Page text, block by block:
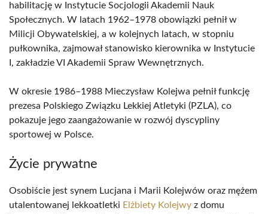
habilitację w Instytucie Socjologii Akademii Nauk
Społecznych. W latach 1962–1978 obowiązki pełnił w
Milicji Obywatelskiej, a w kolejnych latach, w stopniu
pułkownika, zajmował stanowisko kierownika w Instytucie
I, zakładzie VI Akademii Spraw Wewnętrznych.
W okresie 1986–1988 Mieczysław Kolejwa pełnił funkcję
prezesa Polskiego Związku Lekkiej Atletyki (PZLA), co
pokazuje jego zaangażowanie w rozwój dyscypliny
sportowej w Polsce.
Życie prywatne
Osobiście jest synem Lucjana i Marii Kolejwów oraz mężem
utalentowanej lekkoatletki Elżbiety Kolejwy z domu